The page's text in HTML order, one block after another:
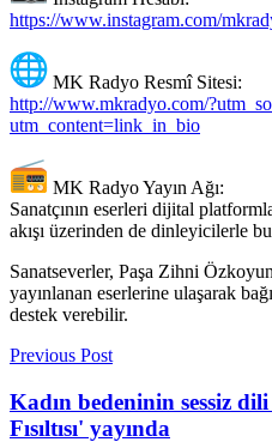
https://www.instagram.com/
MK Radyo Resmî Sitesi:
http://www.mkradyo.com/?utm_
utm_content=link_in_bio
MK Radyo Yayın Ağı:
Sanatçının eserleri dijital
akışı üzerinden de dinleyicilerle
Sanatseverler, Paşa Zihni
yayınlanan eserlerine ulaşarak
destek verebilir.
Previous Post
Kadın bedeninin sessiz
Fısıltısı' yayında